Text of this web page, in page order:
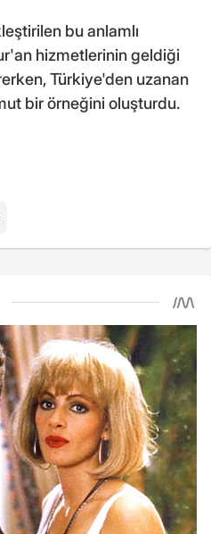
bu anlamlı
hizmetlerinin geldiği
Türkiye'den uzanan
bir örneğini oluşturdu.